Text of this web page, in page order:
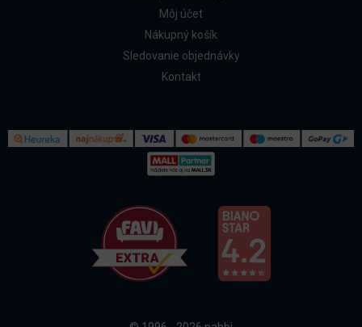
Môj účet
Nákupný košík
Sledovanie objednávky
Kontakt